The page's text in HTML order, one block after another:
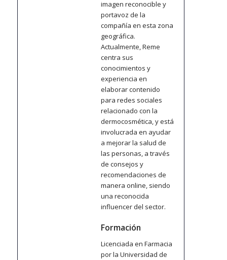
imagen reconocible y
portavoz de la
compañía en esta zona
geográfica.
Actualmente, Reme
centra sus
conocimientos y
experiencia en
elaborar contenido
para redes sociales
relacionado con la
dermocosmética, y está
involucrada en ayudar
a mejorar la salud de
las personas, a través
de consejos y
recomendaciones de
manera online, siendo
una reconocida
influencer del sector.
Formación
Licenciada en Farmacia
por la Universidad de